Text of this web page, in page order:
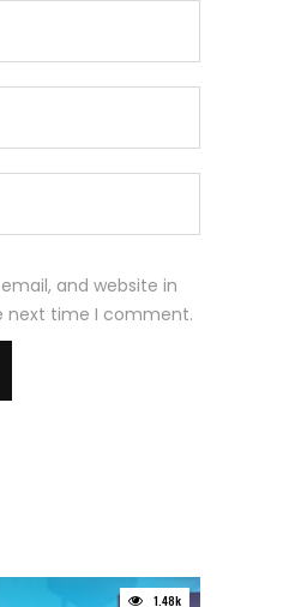
and website in
next time I comment.
1.48k